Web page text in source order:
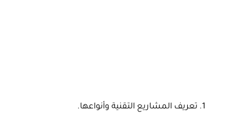
تعريف المشاريع التقنية وأنواعها.